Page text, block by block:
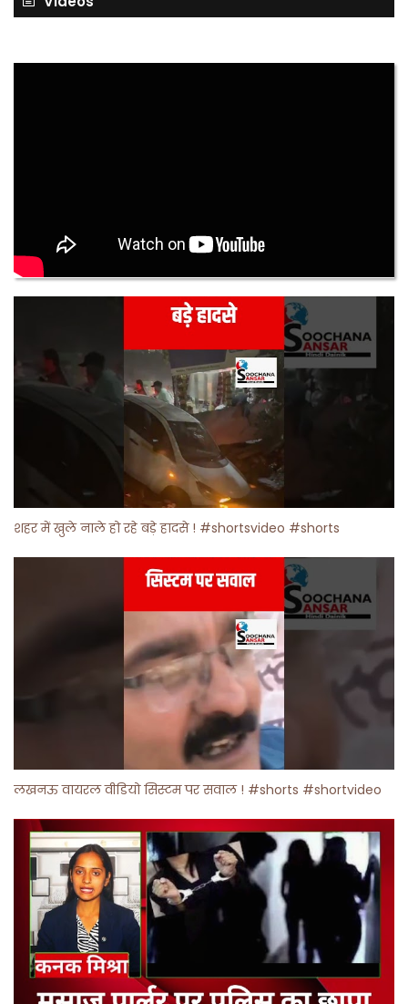
शहर में खुले नाले हो रहे बड़े हादसे ! #shortsvideo #shorts
लखनऊ वायरल वीडियो सिस्टम पर सवाल ! #shorts #shortvideo